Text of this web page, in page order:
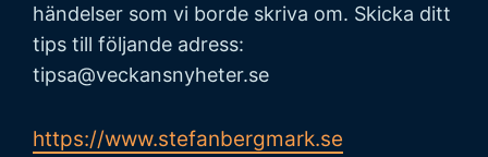
händelser som vi borde skriva om. Skicka ditt
tips till följande adress:
tipsa@veckansnyheter.se
https://www.stefanbergmark.se